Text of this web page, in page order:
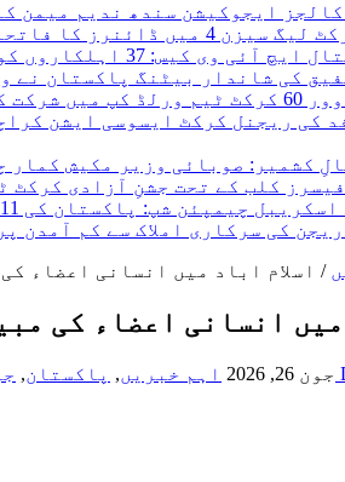
ایجوکیشن سندھ ندیم میمن
روز دونوں میچز اپنے نام کر لیے یوسف جیٹ پور کی چار وکٹیں
کو فائنل شوکاز غفلت ثابت ہونے پر ایف آئی آر ہوگی، سعید غنی
کی شاندار بیٹنگ پاکستان نے
ٹیم کے ساتھ ہیں۔ سعید غنی
کی ریجنل کرکٹ ایسوسی ایشن
کشمیر: صوبائی وزیر مکیش
کلب کے تحت جشنِ آزادی
شپ: پاکستان کی 11 رکنی ٹیم کا اعلان، 5 اگست کو کینیا روانہ ہو گی
کی سرکاری املاک سے کم آمدن
/ اسلام اباد میں انسانی اعضاء
میں انسانی اعضاء کی
جون 26, 2026 اہم خبریں, پاکستان,